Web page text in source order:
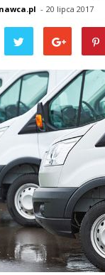
- 20 lipca 2017